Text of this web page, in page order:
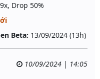
Drop 50%
Beta: 13/09/2024 (13h)
10/09/2024 | 14:05